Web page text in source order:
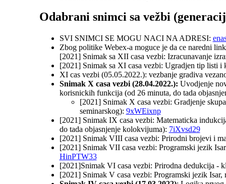
Odabrani snimci sa vežbi
SVI SNIMCI SE MOGU NACI NA ADRESI:
Zbog politike Webex-a moguce je da ce naredni
[2021] Snimak sa XII casa vezbi: Izracunavanje
[2021] Snimak sa XI casa vezbi: Ugradjen tip listi i
XI cas vezbi (05.05.2022.): vezbanje gradiva
Snimak X casa vezbi (28.04.2022.): Uvodjenje
korisnickih funkcija (od 26 minuta, do tada
[2021] Snimak X casa vezbi: Gradjenje
seminarskog): 9xWEixnp
[2021] Snimak IX casa vezbi: Matematicka
do tada objasnjenje kolokvijuma): 7iXvsd29
[2021] Snimak VIII casa vezbi: Prirodni brojevi i
[2021] Snimak VII casa vezbi: Programski jezik
HinPTW33
[2021]Snimak VI casa vezbi: Prirodna dedukcija -
[2021] Snimak V casa vezbi: Programski jezik Isar,